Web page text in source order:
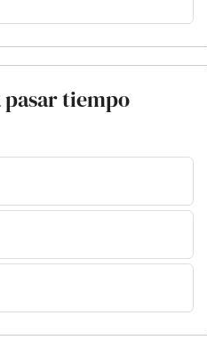
tiempo